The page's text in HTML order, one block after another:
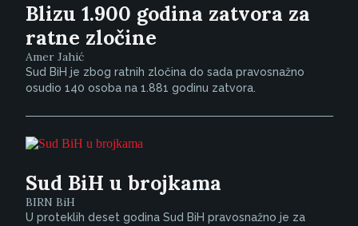
Blizu 1.900 godina zatvora za
ratne zločine
Amer Jahić
Sud BiH je zbog ratnih zločina do sada pravosnažno
osudio 140 osoba na 1.881 godinu zatvora.
Sud BiH u brojkama
BIRN BiH
U proteklih deset godina Sud BiH pravosnažno je za